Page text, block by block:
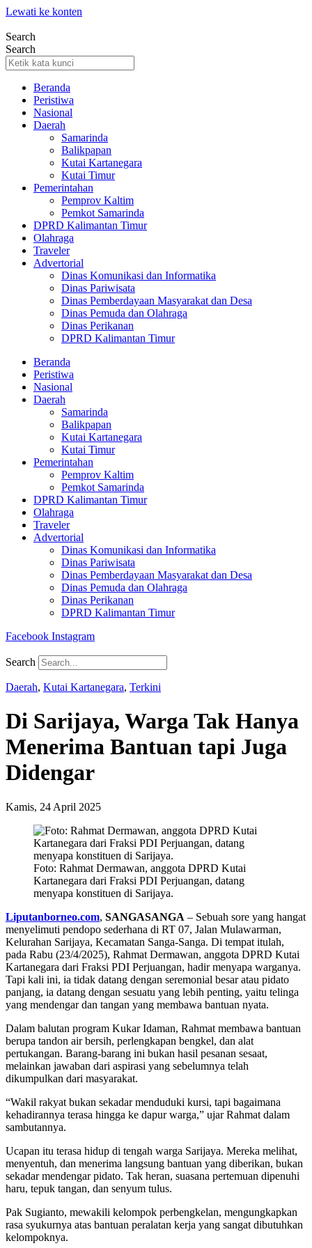
Lewati ke konten
Search
Search
Beranda
Peristiwa
Nasional
Daerah
Samarinda
Balikpapan
Kutai Kartanegara
Kutai Timur
Pemerintahan
Pemprov Kaltim
Pemkot Samarinda
DPRD Kalimantan Timur
Olahraga
Traveler
Advertorial
Dinas Komunikasi dan Informatika
Dinas Pariwisata
Dinas Pemberdayaan Masyarakat dan Desa
Dinas Pemuda dan Olahraga
Dinas Perikanan
DPRD Kalimantan Timur
Beranda
Peristiwa
Nasional
Daerah
Samarinda
Balikpapan
Kutai Kartanegara
Kutai Timur
Pemerintahan
Pemprov Kaltim
Pemkot Samarinda
DPRD Kalimantan Timur
Olahraga
Traveler
Advertorial
Dinas Komunikasi dan Informatika
Dinas Pariwisata
Dinas Pemberdayaan Masyarakat dan Desa
Dinas Pemuda dan Olahraga
Dinas Perikanan
DPRD Kalimantan Timur
Facebook Instagram
Search
Daerah, Kutai Kartanegara, Terkini
Di Sarijaya, Warga Tak Hanya
Menerima Bantuan tapi Juga
Didengar
Kamis, 24 April 2025
Foto: Rahmat Dermawan, anggota DPRD Kutai
Kartanegara dari Fraksi PDI Perjuangan, datang
menyapa konstituen di Sarijaya.
Liputanborneo.com, SANGASANGA – Sebuah sore yang hangat
menyelimuti pendopo sederhana di RT 07, Jalan Mulawarman,
Kelurahan Sarijaya, Kecamatan Sanga-Sanga. Di tempat itulah,
pada Rabu (23/4/2025), Rahmat Dermawan, anggota DPRD Kutai
Kartanegara dari Fraksi PDI Perjuangan, hadir menyapa warganya.
Tapi kali ini, ia tidak datang dengan seremonial besar atau pidato
panjang, ia datang dengan sesuatu yang lebih penting, yaitu telinga
yang mendengar dan tangan yang membawa bantuan nyata.
Dalam balutan program Kukar Idaman, Rahmat membawa bantuan
berupa tandon air bersih, perlengkapan bengkel, dan alat
pertukangan. Barang-barang ini bukan hasil pesanan sesaat,
melainkan jawaban dari aspirasi yang sebelumnya telah
dikumpulkan dari masyarakat.
“Wakil rakyat bukan sekadar menduduki kursi, tapi bagaimana
kehadirannya terasa hingga ke dapur warga,” ujar Rahmat dalam
sambutannya.
Ucapan itu terasa hidup di tengah warga Sarijaya. Mereka melihat,
menyentuh, dan menerima langsung bantuan yang diberikan, bukan
sekadar mendengar pidato. Tak heran, suasana pertemuan dipenuhi
haru, tepuk tangan, dan senyum tulus.
Pak Sugianto, mewakili kelompok perbengkelan, mengungkapkan
rasa syukurnya atas bantuan peralatan kerja yang sangat dibutuhkan
kelompoknya.